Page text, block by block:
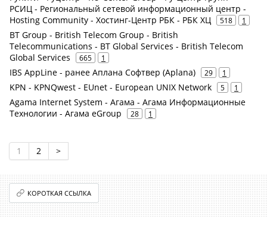
РСИЦ - Региональный сетевой информационный центр -
Hosting Community - Хостинг-Центр РБК - РБК ХЦ
518 1
BT Group - British Telecom Group - British
Telecommunications - BT Global Services - British Telecom
Global Services
665 1
IBS AppLine - ранее Аплана Софтвер (Aplana) 29 1
KPN - KPNQwest - EUnet - European UNIX Network 5 1
Agama Internet System - Агама - Агама Информационные
Технологии - Агама eGroup
28 1
1 2 >
КОРОТКАЯ ССЫЛКА